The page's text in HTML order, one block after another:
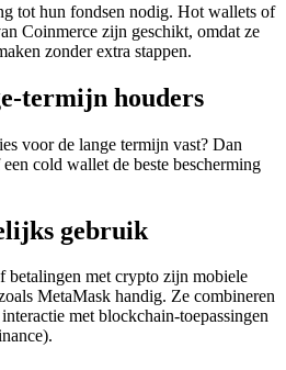
tot hun fondsen nodig. Hot wallets of
Coinmerce zijn geschikt, omdat ze
zonder extra stappen.
termijn houders
voor de lange termijn vast? Dan
cold wallet de beste bescherming
gebruik
betalingen met crypto zijn mobiele
MetaMask handig. Ze combineren
met blockchain-toepassingen